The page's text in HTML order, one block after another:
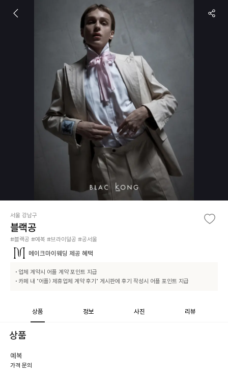
서울 강남구
블랙공
#블랙공 #예복 #브라이덜공 #공서울
메이크마이웨딩 제공 혜택
• 업체 계약시 어플 계약 포인트 지급
• 카페 내 "어플) 제휴업체 계약 후기" 게시판에 후기 작성시 어플 포인트 지급
상품 정보 사진 리뷰
상품
예복
가격 문의